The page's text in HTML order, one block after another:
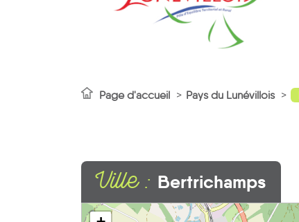
Page d'accueil Pays du Lunévillois
Ville : Bertrichamps